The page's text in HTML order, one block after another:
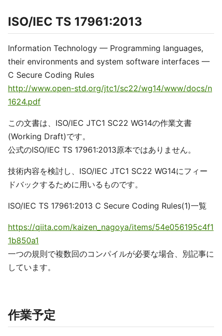
ISO/IEC TS 17961:2013
Information Technology — Programming languages,
their environments and system software interfaces —
C Secure Coding Rules
http://www.open-std.org/jtc1/sc22/wg14/www/docs/n
1624.pdf
この文書は、ISO/IEC JTC1 SC22 WG14の作業文書
(Working Draft)です。
公式のISO/IEC TS 17961:2013原本ではありません。
技術内容を検討し、ISO/IEC JTC1 SC22 WG14にフィー
ドバックするために用いるものです。
ISO/IEC TS 17961:2013 C Secure Coding Rules(1)一覧
https://qiita.com/kaizen_nagoya/items/54e056195c4f1
1b850a1
一つの規則で複数回のコンパイルが必要な場合、別記事に
しています。
作業予定